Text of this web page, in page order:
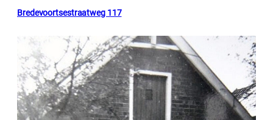
Bredevoortsestraatweg 117